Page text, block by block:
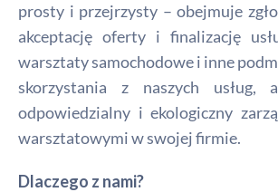
prosty i przejrzysty – obejmuje
akceptację oferty i finalizację
warsztaty samochodowe i inne
skorzystania z naszych usług,
odpowiedzialny i ekologiczny
warsztatowymi w swojej firmie.
Dlaczego z nami?